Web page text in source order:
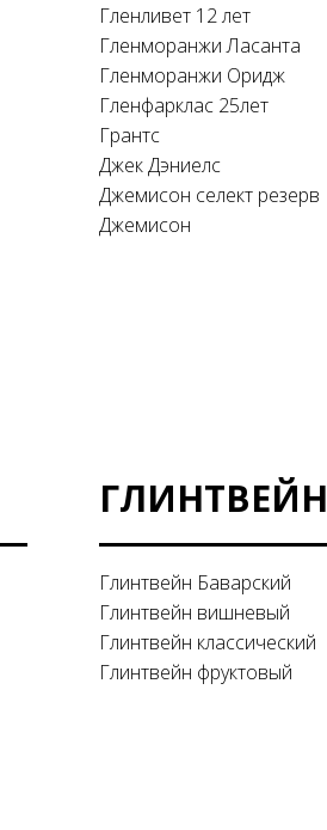
Гленливет 12 лет
Гленморанжи Ласанта
Гленморанжи Оридж
Гленфарклас 25лет
Грантс
Джек Дэниелс
Джемисон селект резерв
Джемисон
ГЛИНТВЕЙН
Глинтвейн Баварский
Глинтвейн вишневый
Глинтвейн классический
Глинтвейн фруктовый